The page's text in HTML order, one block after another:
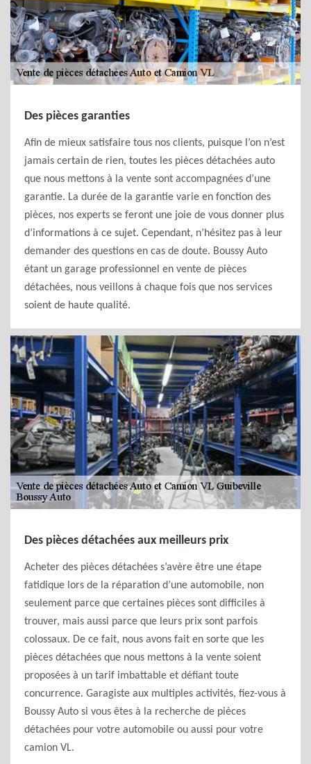
Des pièces garanties
Afin de mieux satisfaire tous nos clients, puisque l’on n’est
jamais certain de rien, toutes les pièces détachées auto
que nous mettons à la vente sont accompagnées d’une
garantie. La durée de la garantie varie en fonction des
pièces, nos experts se feront une joie de vous donner plus
d’informations à ce sujet. Cependant, n’hésitez pas à leur
demander des questions en cas de doute. Boussy Auto
étant un garage professionnel en vente de pièces
détachées, nous veillons à chaque fois que nos services
soient de haute qualité.
Des pièces détachées aux meilleurs prix
Acheter des pièces détachées s’avère être une étape
fatidique lors de la réparation d’une automobile, non
seulement parce que certaines pièces sont difficiles à
trouver, mais aussi parce que leurs prix sont parfois
colossaux. De ce fait, nous avons fait en sorte que les
pièces détachées que nous mettons à la vente soient
proposées à un tarif imbattable et défiant toute
concurrence. Garagiste aux multiples activités, fiez-vous à
Boussy Auto si vous êtes à la recherche de pièces
détachées pour votre automobile ou aussi pour votre
camion VL.